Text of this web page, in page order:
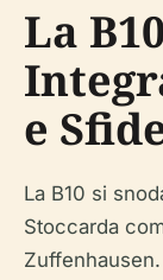
La
e
La B10 si
Stoccarda